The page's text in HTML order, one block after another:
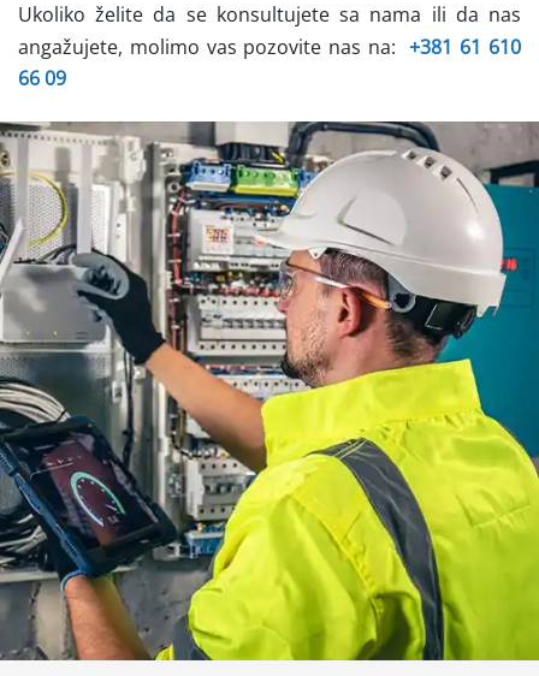
Ukoliko želite da se konsultujete sa nama ili da nas
angažujete, molimo vas pozovite nas na: +381 61 610
66 09